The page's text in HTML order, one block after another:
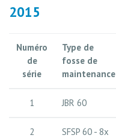
2015
Numéro
de
série
Type de
fosse de
maintenance
1 JBR 60
2 SFSP 60 - 8x